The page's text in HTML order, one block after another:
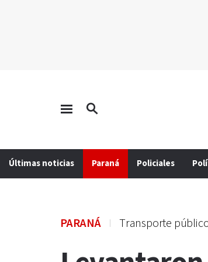
Últimas noticias Paraná Policiales
PARANÁ Transporte